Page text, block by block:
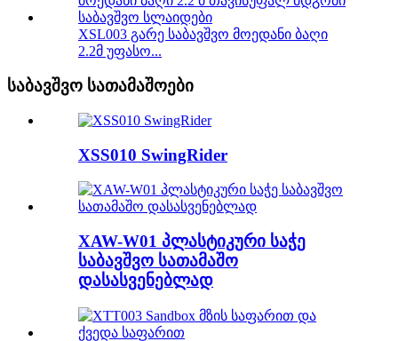
XSL003 გარე საბავშვო მოედანი ბაღი
2.2მ უფასო...
საბავშვო სათამაშოები
XSS010 SwingRider
XAW-W01 პლასტიკური საჭე
საბავშვო სათამაშო
დასასვენებლად